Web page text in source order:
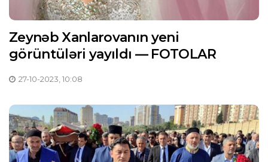
Zeynəb Xanlarovanın yeni
görüntüləri yayıldı — FOTOLAR
27-10-2023, 10:08